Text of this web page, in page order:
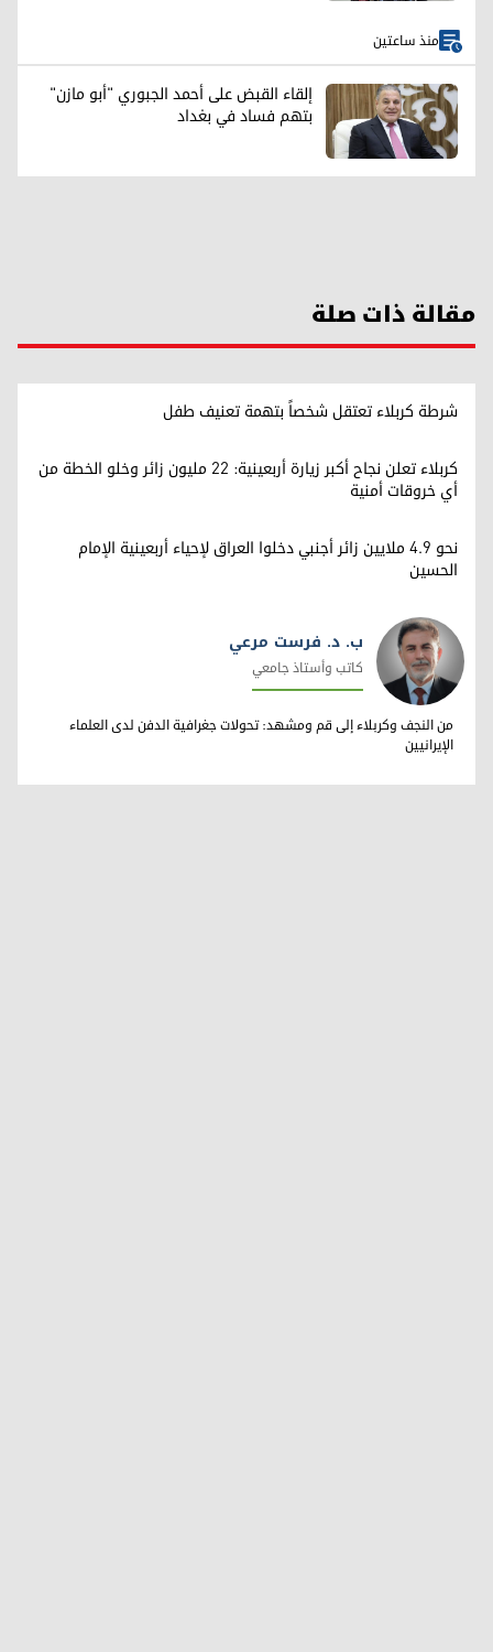
منذ ساعتين
إلقاء القبض على أحمد الجبوري "أبو مازن"
بتهم فساد في بغداد
مقالة ذات صلة
شرطة كربلاء تعتقل شخصاً بتهمة تعنيف طفل
كربلاء تعلن نجاح أكبر زيارة أربعينية: 22 مليون زائر وخلو الخطة من
أي خروقات أمنية
نحو 4.9 ملايين زائر أجنبي دخلوا العراق لإحياء أربعينية الإمام
الحسين
ب. د. فرست مرعي
ب. د. فرست مرعي
كاتب وأستاذ جامعي
من النجف وكربلاء إلى قم ومشهد: تحولات جغرافية الدفن لدى العلماء
الإيرانيين